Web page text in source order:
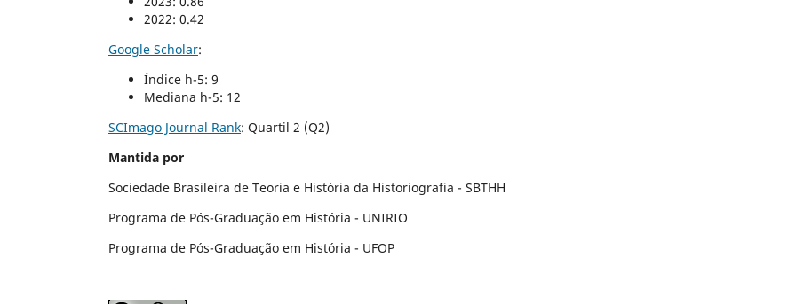
2022: 0.42
Google Scholar:
Índice h-5: 9
Mediana h-5: 12
SCImago Journal Rank: Quartil 2 (Q2)
Mantida por
Sociedade Brasileira de Teoria e História da Historiografia - SBTHH
Programa de Pós-Graduação em História - UNIRIO
Programa de Pós-Graduação em História - UFOP